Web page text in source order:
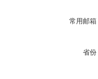
常用邮箱
省份